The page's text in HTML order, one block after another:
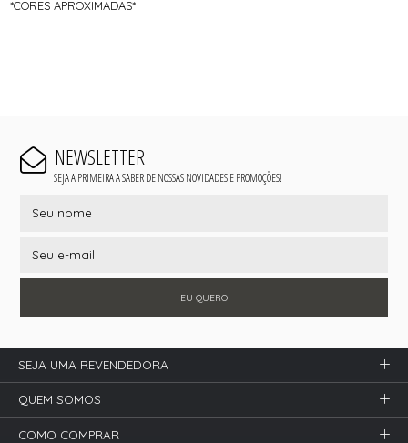
*CORES APROXIMADAS*
NEWSLETTER
SEJA A PRIMEIRA A SABER DE NOSSAS NOVIDADES E PROMOÇÕES!
EU QUERO
SEJA UMA REVENDEDORA
QUEM SOMOS
COMO COMPRAR